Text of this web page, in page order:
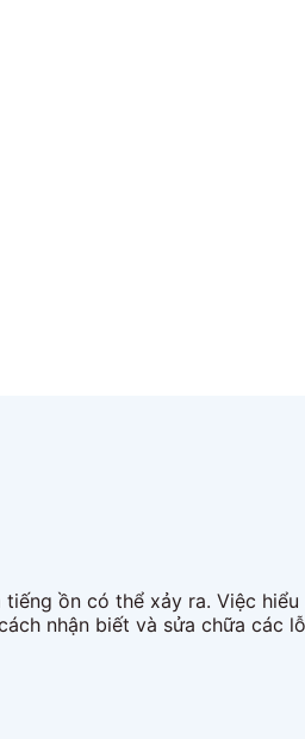
ồn có thể xảy ra. Việc hiểu
nhận biết và sửa chữa các